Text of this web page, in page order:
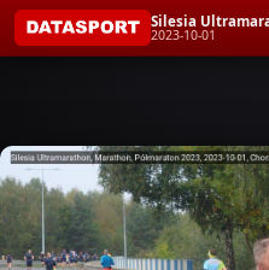
2023-10-01